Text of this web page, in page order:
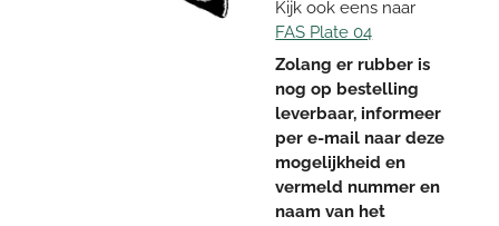
Kijk ook eens naar
FAS Plate 04
Zolang er rubber is
nog op bestelling
leverbaar, informeer
per e-mail naar deze
mogelijkheid en
vermeld nummer en
naam van het